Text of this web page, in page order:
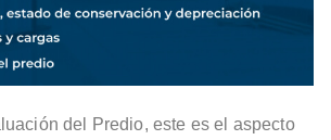
del Predio, este es el aspecto